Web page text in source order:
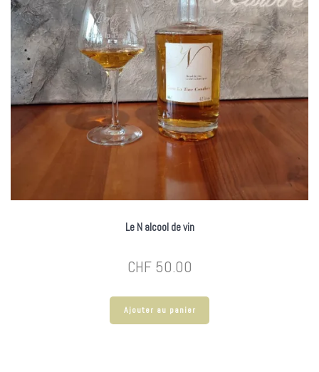
Le N alcool de vin
CHF50.00
Ajouter au panier